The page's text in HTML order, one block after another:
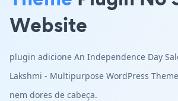
Website
plugin adicione An Independence Day
Lakshmi - Multipurpose WordPress
nem dores de cabeça.